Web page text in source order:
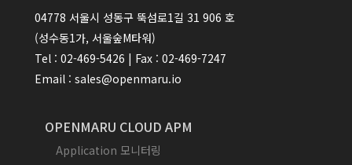
04778 서울시 성동구 뚝섬로1길 31 906 호
(성수동1가, 서울숲M타워)
Tel : 02-469-5426 | Fax : 02-469-7247
Email : sales@openmaru.io
OPENMARU CLOUD APM
Application 모니터링